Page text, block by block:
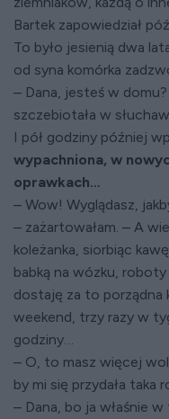
Bartek zapowiedział
To było jesienią dwa
od syna komórka
– Dana, jesteś w
szczebiotała w
I pół godziny później
wypachniona, w
oprawkach…
– Wow! Wyglądasz,
– zażartowałam. – A
koleżanka, siorbiąc
babką na wózku,
dostaję za to porządna
weekend, trzy razy w
godziny…
– O, to masz więcej
by mi się przydała taka
– Dana, bo ja właśnie w